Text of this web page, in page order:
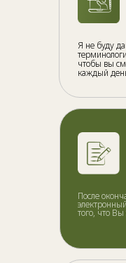
Я не буду
чтобы вы
каждый
После
того, что